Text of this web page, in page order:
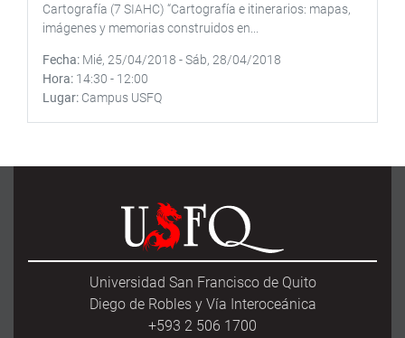
Cartografía (7 SIAHC) “Cartografía e itinerarios: mapas,
imágenes y memorias construidos en...
Fecha Mié, 25/04/2018 -Sáb, 28/04/2018
Hora 14:30 - 12:00
Lugar Campus USFQ
Universidad San Francisco de Quito
Diego de Robles y Vía Interoceánica
+593 2 506 1700